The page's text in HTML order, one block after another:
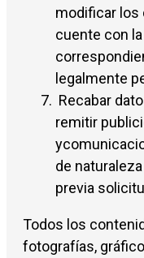
modificar los
cuente con
legalmente
Recabar
remitir
de
previa
Todos los
fotografías,